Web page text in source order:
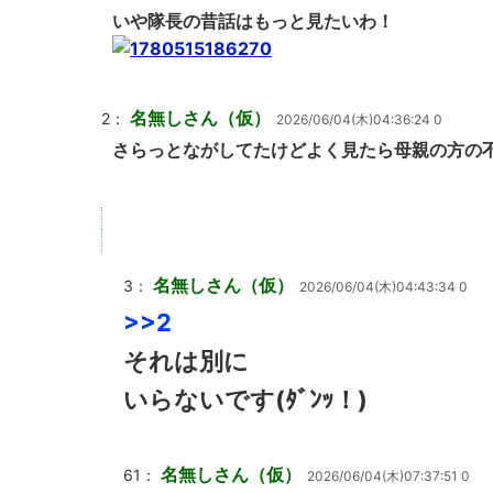
いや隊長の昔話はもっと見たいわ！
2： 名無しさん（仮） 2026/06/04(木)04:36:24 0
さらっとながしてたけどよく見たら母親の方の
3： 名無しさん（仮） 2026/06/04(木)04:43:34 0
>>2
それは別に
いらないです(ﾀﾞﾝｯ！)
61： 名無しさん（仮） 2026/06/04(木)07:37:51 0